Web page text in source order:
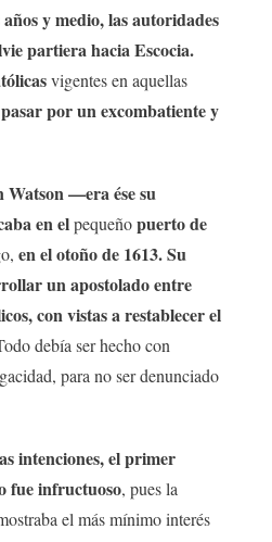
y medio, las autoridades
partiera hacia Escocia.
vigentes en aquellas
por un excombatiente y
Watson —era ése su
en elpequeñopuerto de
en el otoño de 1613. Su
un apostolado entre
con vistas a restablecer el
debía ser hecho con
para no ser denunciado
intenciones, el primer
fue infructuoso, pues la
el más mínimo interés